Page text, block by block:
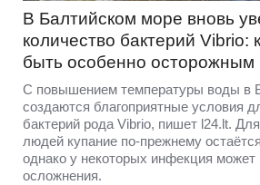
В Балтийском море вновь
количество бактерий Vibrio:
быть особенно осторожным
С повышением температуры воды в
создаются благоприятные условия
бактерий рода Vibrio, пишет l24.lt.
людей купание по-прежнему
однако у некоторых инфекция
осложнения.